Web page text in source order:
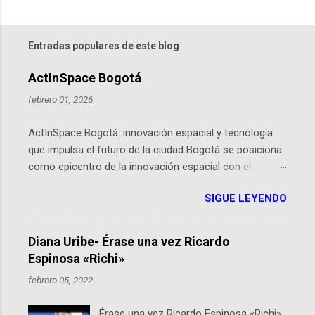
Entradas populares de este blog
ActInSpace Bogotá
febrero 01, 2026
ActInSpace Bogotá: innovación espacial y tecnología
que impulsa el futuro de la ciudad Bogotá se posiciona
como epicentro de la innovación espacial con el
hackathon global que convierte tecnologías de la
Agencia Espacial Europea en soluciones prácticas para
la vida cotidiana. Este evento, organizado por el
Planetario de Bogotá del Idartes y la Universidad de los
Andes, reúne a expertos como el presidente de Airbus
Colombia y líderes del sector aeroespacial para inspirar
SIGUE LEYENDO
Diana Uribe- Érase una vez Ricardo
Espinosa «Richi»
febrero 05, 2022